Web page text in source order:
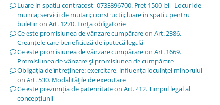
Luare in spatiu contracost -0733896700. Pret 1500 lei - Locuri de
munca; servicii de mutari; constructii; luare in spatiu pentru
buletin on Art. 1270. Forţa obligatorie
Ce este promisiunea de vânzare cumpărareon Art. 2386.
Creanţele care beneficiază de ipotecă legală
Ce este promisiunea de vânzare cumpărareon Art. 1669.
Promisiunea de vânzare şi promisiunea de cumpărare
Obligația de întreținere: exercitare, influența locuinței minorului
on Art. 530. Modalităţile de executare
Ce este prezumția de paternitateon Art. 412. Timpul legal al
concepţiunii